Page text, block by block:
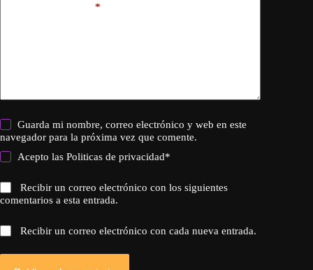
*
Guarda mi nombre, correo electrónico y web en este
navegador para la próxima vez que comente.
Acepto lasPoliticas de privacidad*
Recibir un correo electrónico con los siguientes
comentarios a esta entrada.
Recibir un correo electrónico con cada nueva entrada.